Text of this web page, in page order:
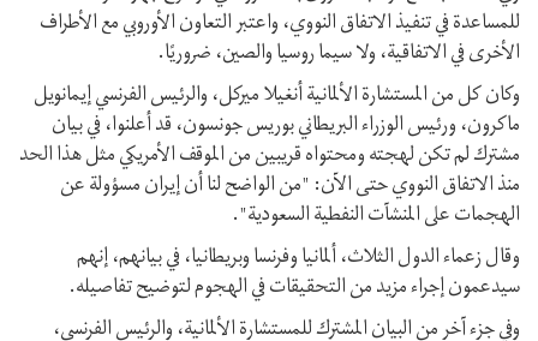
للمساعدة في تنفيذ الاتفاق النووي، واعتبر التعاون الأوروبي مع الأطراف
الأخرى في الاتفاقية، ولا سيما روسيا والصين، ضروريًا.
وكان کل من المستشارة الألمانية أنغيلا ميركل، والرئيس الفرنسي إيمانويل
ماكرون، ورئيس الوزراء البريطاني بوريس جونسون، قد أعلنوا، في بيان
مشترك لم تکن لهجته ومحتواه قریبین من الموقف الأمريكي مثل هذا الحد
منذ الاتفاق النووي حتى الآن: "من الواضح لنا أن إيران مسؤولة عن
الهجمات على المنشآت النفطية السعودية".
وقال زعماء الدول الثلاث، ألمانيا وفرنسا وبريطانيا، في بيانهم، إنهم
سيدعمون إجراء مزيد من التحقيقات في الهجوم لتوضيح تفاصيله.
وفي جزء آخر من البيان المشترك للمستشارة الألمانية، والرئيس الفرنسي،